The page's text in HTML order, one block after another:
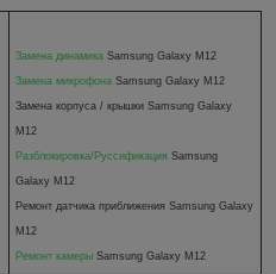
Замена динамика Samsung Galaxy M12
Замена микрофона Samsung Galaxy M12
Замена корпуса / крышки Samsung Galaxy
M12
Разблокировка/Руссификация Samsung
Galaxy M12
Ремонт датчика приближения Samsung Galaxy
M12
Ремонт камеры Samsung Galaxy M12